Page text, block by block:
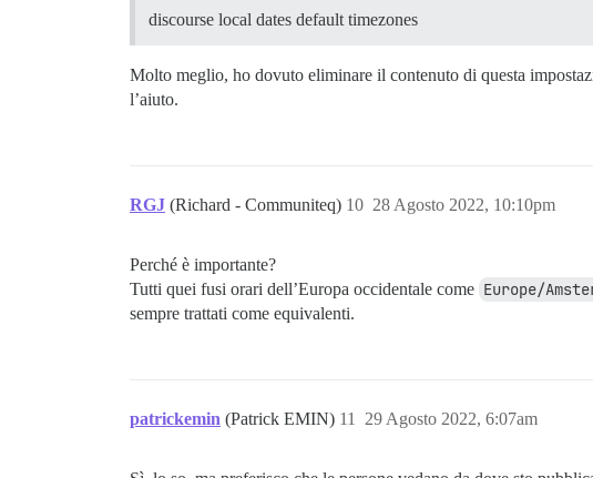
discourse local dates default timezones
Molto meglio, ho dovuto eliminare il contenuto di questa
l’aiuto.
RGJ (Richard - Communiteq) 28 Agosto 2022, 10:10pm
10
Perché è importante?
Tutti quei fusi orari dell’Europa occidentale come Europe/
sempre trattati come equivalenti.
patrickemin (Patrick EMIN) 29 Agosto 2022, 6:07am
11